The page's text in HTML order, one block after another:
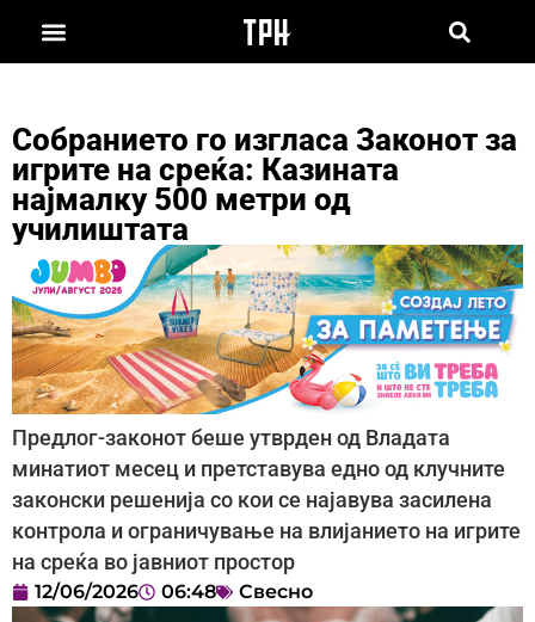
Собранието го изгласа Законот за
игрите на среќа: Казината
најмалку 500 метри од
училиштата
Предлог-законот беше утврден од Владата
минатиот месец и претставува едно од клучните
законски решенија со кои се најавува засилена
контрола и ограничување на влијанието на игрите
на среќа во јавниот простор
12/06/2026 06:48 Свесно